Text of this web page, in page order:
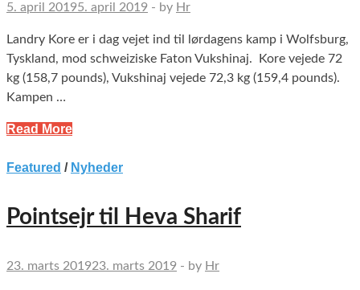
5. april 20195. april 2019 - by Hr
Landry Kore er i dag vejet ind til lørdagens kamp i Wolfsburg,
Tyskland, mod schweiziske Faton Vukshinaj. Kore vejede 72
kg (158,7 pounds), Vukshinaj vejede 72,3 kg (159,4 pounds).
Kampen …
Read More
Featured / Nyheder
Pointsejr til Heva Sharif
23. marts 201923. marts 2019 - by Hr